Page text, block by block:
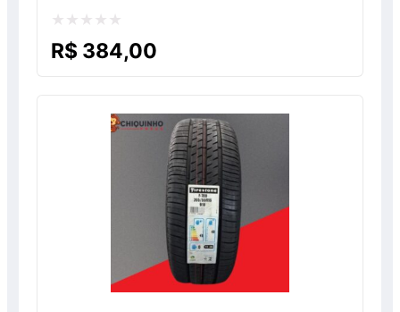
Avaliação
R$ 384,00